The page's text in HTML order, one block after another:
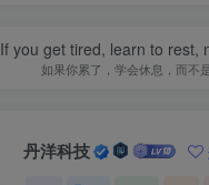
If you get tired, learn to rest,
如果你累了，学会休息，而不
丹洋科技